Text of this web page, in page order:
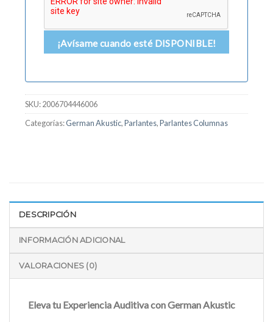
¡Avísame cuando esté DISPONIBLE!
SKU:2006704446006
Categorías:German Akustic,Parlantes,Parlantes Columnas
DESCRIPCIÓN
INFORMACIÓN ADICIONAL
VALORACIONES (0)
Eleva tu Experiencia Auditiva con German Akustic